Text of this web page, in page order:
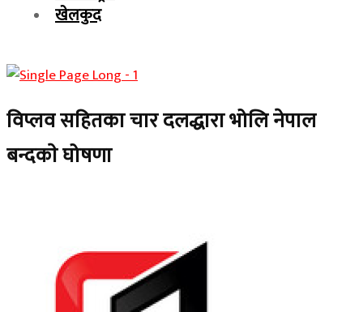
खेलकुद
विप्लव सहितका चार दलद्धारा भोलि नेपाल
बन्दकाे घोषणा